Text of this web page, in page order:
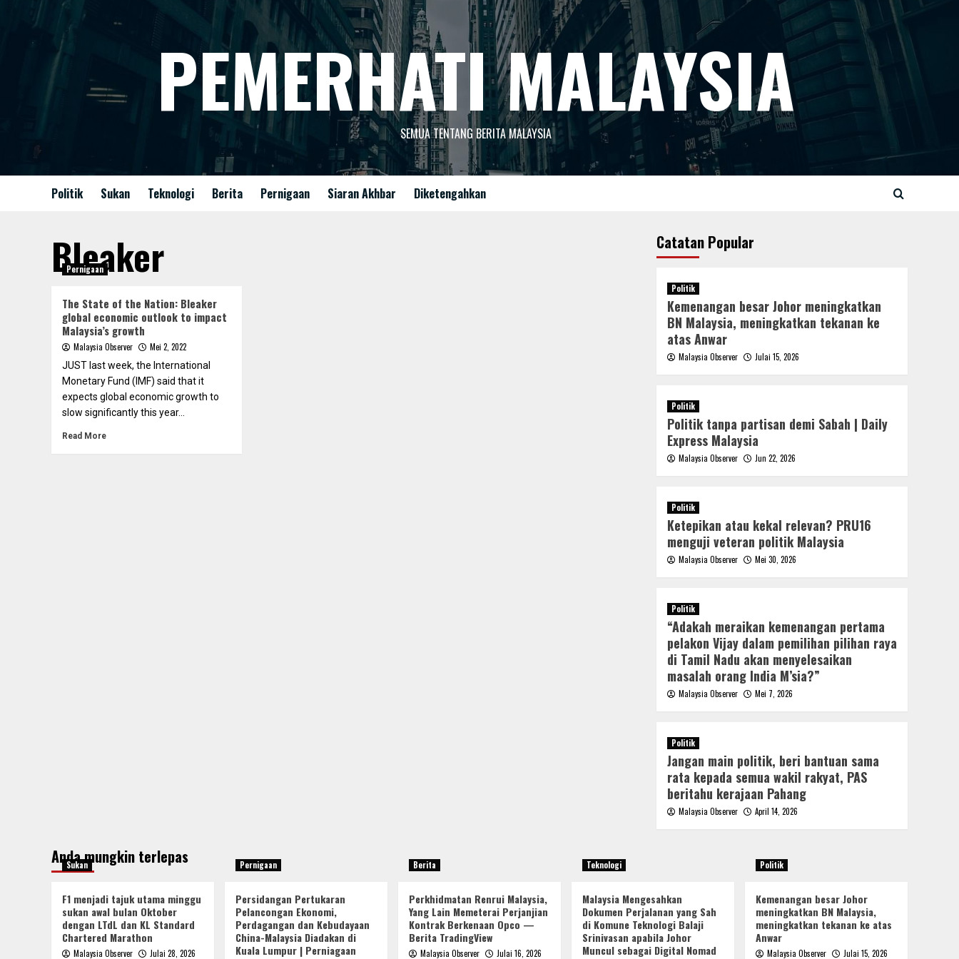
content
PEMERHATI MALAYSIA
SEMUA TENTANG BERITA MALAYSIA
Politik Sukan Teknologi Berita Pernigaan Siaran Akhbar Diketengahkan
Bleaker
Pernigaan
The State of the Nation: Bleaker
global economic outlook to impact
Malaysia’s growth
Malaysia Observer
Mei 2, 2022
JUST last week, the International
Monetary Fund (IMF) said that it
expects global economic growth to
slow significantly this year...
Read More
Catatan Popular
Politik
Kemenangan besar Johor meningkatkan
BN Malaysia, meningkatkan tekanan ke
atas Anwar
Malaysia Observer Julai 15, 2026
Politik
Politik tanpa partisan demi Sabah | Daily
Express Malaysia
Malaysia Observer Jun 22, 2026
Politik
Ketepikan atau kekal relevan? PRU16
menguji veteran politik Malaysia
Malaysia Observer Mei 30, 2026
Politik
“Adakah meraikan kemenangan pertama
pelakon Vijay dalam pemilihan pilihan raya
di Tamil Nadu akan menyelesaikan
masalah orang India M’sia?”
Malaysia Observer Mei 7, 2026
Politik
Jangan main politik, beri bantuan sama
rata kepada semua wakil rakyat, PAS
beritahu kerajaan Pahang
Malaysia Observer April 14, 2026
Anda mungkin terlepas
Sukan
F1 menjadi tajuk utama minggu
sukan awal bulan Oktober
dengan LTdL dan KL Standard
Chartered Marathon
Malaysia Observer Julai 28, 2026
Pernigaan
Persidangan Pertukaran
Pelancongan Ekonomi,
Perdagangan dan Kebudayaan
China-Malaysia Diadakan di
Kuala Lumpur | Perniagaan
Berita
Perkhidmatan Renrui Malaysia,
Yang Lain Memeterai Perjanjian
Kontrak Berkenaan Opco —
Berita TradingView
Malaysia Observer Julai 16, 2026
Teknologi
Malaysia Mengesahkan
Dokumen Perjalanan yang Sah
di Komune Teknologi Balaji
Srinivasan apabila Johor
Muncul sebagai Digital Nomad
Politik
Kemenangan besar Johor
meningkatkan BN Malaysia,
meningkatkan tekanan ke atas
Anwar
Malaysia Observer Julai 15, 2026